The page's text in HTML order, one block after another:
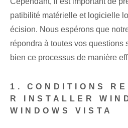
patibilité matérielle et logicielle
écision. Nous espérons que
répondra à toutes vos questions
bien ce processus de manière
1. CONDITIONS
R INSTALLER
WINDOWS VISTA